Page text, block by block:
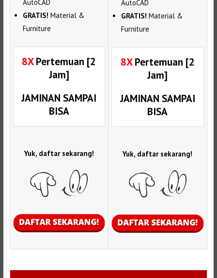
AutoCAD
GRATIS! Material &
Furniture
8XPertemuan [2
Jam]
JAMINAN SAMPAI
BISA
Yuk, daftar sekarang!
AutoCAD
GRATIS! Material &
Furniture
8XPertemuan [2
Jam]
JAMINAN SAMPAI
BISA
Yuk, daftar sekarang!